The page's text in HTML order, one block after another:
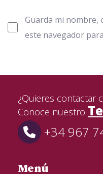
Guarda mi nombre,
este navegador
¿Quieres contactar
Conoce nuestro
+34 967
Menú